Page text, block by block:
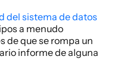
del sistema de datos
a menudo
de que se rompa un
informe de alguna